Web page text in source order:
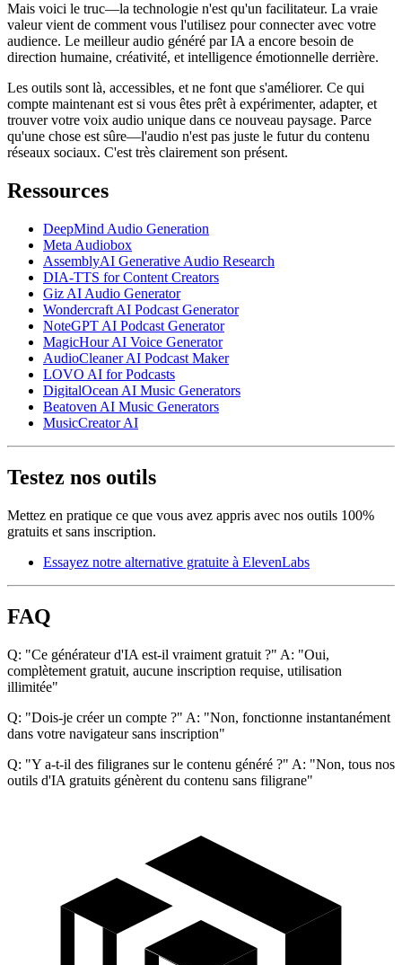
Mais voici le truc—la technologie n'est qu'un facilitateur. La vraie
valeur vient de comment vous l'utilisez pour connecter avec votre
audience. Le meilleur audio généré par IA a encore besoin de
direction humaine, créativité, et intelligence émotionnelle derrière.
Les outils sont là, accessibles, et ne font que s'améliorer. Ce qui
compte maintenant est si vous êtes prêt à expérimenter, adapter, et
trouver votre voix audio unique dans ce nouveau paysage. Parce
qu'une chose est sûre—l'audio n'est pas juste le futur du contenu
réseaux sociaux. C'est très clairement son présent.
Ressources
DeepMind Audio Generation
Meta Audiobox
AssemblyAI Generative Audio Research
DIA-TTS for Content Creators
Giz AI Audio Generator
Wondercraft AI Podcast Generator
NoteGPT AI Podcast Generator
MagicHour AI Voice Generator
AudioCleaner AI Podcast Maker
LOVO AI for Podcasts
DigitalOcean AI Music Generators
Beatoven AI Music Generators
MusicCreator AI
Testez nos outils
Mettez en pratique ce que vous avez appris avec nos outils 100%
gratuits et sans inscription.
Essayez notre alternative gratuite à ElevenLabs
FAQ
Q: "Ce générateur d'IA est-il vraiment gratuit ?" A: "Oui,
complètement gratuit, aucune inscription requise, utilisation
illimitée"
Q: "Dois-je créer un compte ?" A: "Non, fonctionne instantanément
dans votre navigateur sans inscription"
Q: "Y a-t-il des filigranes sur le contenu généré ?" A: "Non, tous nos
outils d'IA gratuits génèrent du contenu sans filigrane"